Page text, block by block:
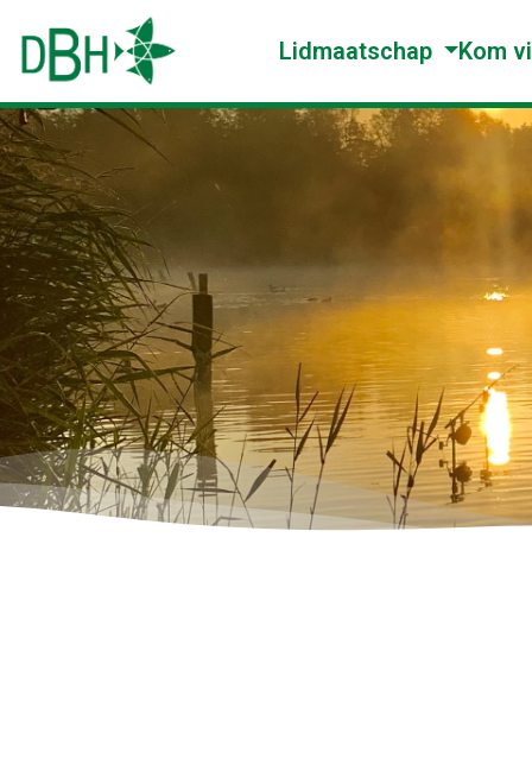
Lidmaatschap Kom